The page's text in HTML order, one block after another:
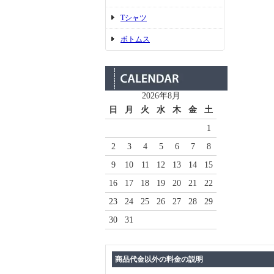
Tシャツ
ボトムス
2026年8月
日
月 火 水 木 金
土
1
2
3 4 5 6 7
8
9
10 11 12 13 14
15
16
17 18 19 20 21
22
23
24 25 26 27 28
29
30
31
商品代金以外の料金の説明